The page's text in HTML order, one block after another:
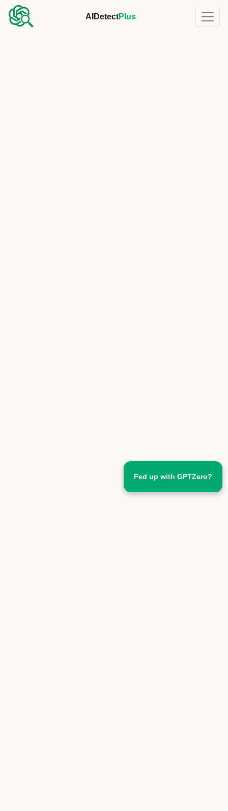
AIDetectPlus
Fed up with GPTZero?